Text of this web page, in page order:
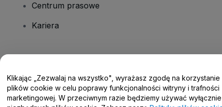
Centrum prasowe
Kariera
Centrum pomocy / Skontaktuj się z nami
Klikając „Zezwalaj na wszystko", wyrażasz zgodę na korzystanie
plików cookie w celu poprawy funkcjonalności witryny i trafności
marketingowej. W przeciwnym razie będziemy używać wyłącznie